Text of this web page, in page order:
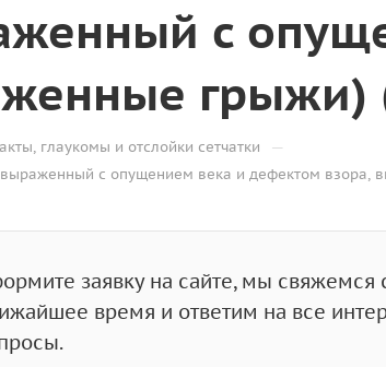
с
грыжи)
глаукомы и отслойки сетчатки —
с опущением века и дефектом взора,
заявку на сайте, мы свяжемся
время и ответим на все